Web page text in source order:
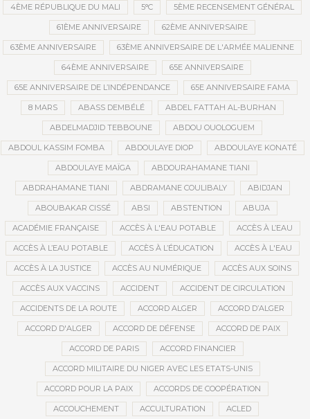
4ÈME RÉPUBLIQUE DU MALI 5°C 5ÈME RECENSEMENT GÉNÉRAL
61ÈME ANNIVERSAIRE 62ÈME ANNIVERSAIRE
63ÈME ANNIVERSAIRE 63ÈME ANNIVERSAIRE DE L'ARMÉE MALIENNE
64ÈME ANNIVERSAIRE 65E ANNIVERSAIRE
65E ANNIVERSAIRE DE L’INDÉPENDANCE 65E ANNIVERSAIRE FAMA
8 MARS ABASS DEMBÉLÉ ABDEL FATTAH AL-BURHAN
ABDELMADJID TEBBOUNE ABDOU OUOLOGUEM
ABDOUL KASSIM FOMBA ABDOULAYE DIOP ABDOULAYE KONATÉ
ABDOULAYE MAÏGA ABDOURAHAMANE TIANI
ABDRAHAMANE TIANI ABDRAMANE COULIBALY ABIDJAN
ABOUBAKAR CISSÉ ABSI ABSTENTION ABUJA
ACADÉMIE FRANÇAISE ACCÈS À L'EAU POTABLE ACCÈS À L’EAU
ACCÈS À L’EAU POTABLE ACCÈS À L’ÉDUCATION ACCÈS À L'EAU
ACCÈS À LA JUSTICE ACCÈS AU NUMÉRIQUE ACCÈS AUX SOINS
ACCÈS AUX VACCINS ACCIDENT ACCIDENT DE CIRCULATION
ACCIDENTS DE LA ROUTE ACCORD ALGER ACCORD D’ALGER
ACCORD D'ALGER ACCORD DE DÉFENSE ACCORD DE PAIX
ACCORD DE PARIS ACCORD FINANCIER
ACCORD MILITAIRE DU NIGER AVEC LES ETATS-UNIS
ACCORD POUR LA PAIX ACCORDS DE COOPÉRATION
ACCOUCHEMENT ACCULTURATION ACLED